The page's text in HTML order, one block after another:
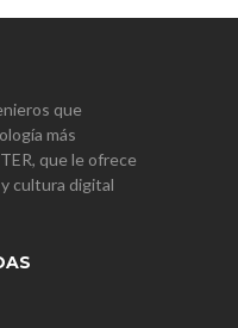
que
más
que le ofrece
cultura digital